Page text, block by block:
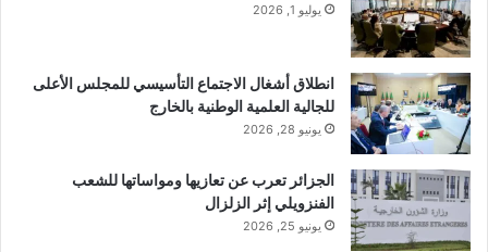
يوليو 1, 2026
انطلاق أشغال الاجتماع التأسيسي للمجلس الأعلى
للجالية العلمية الوطنية بالخارج
يونيو 28, 2026
الجزائر تعرب عن تعازيها ومواساتها للشعب
الفنزويلي إثر الزلزال
يونيو 25, 2026